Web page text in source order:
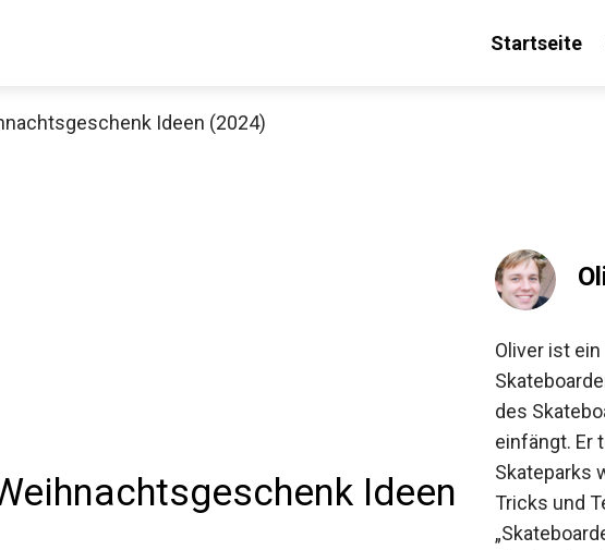
Startseite
Ideen (2024)
Ideen
Oliver ist
Kreativität
Artikeln
von
Tricks und
dir jetzt die meistverkauften Produkte im Sale bei Decathlon an!